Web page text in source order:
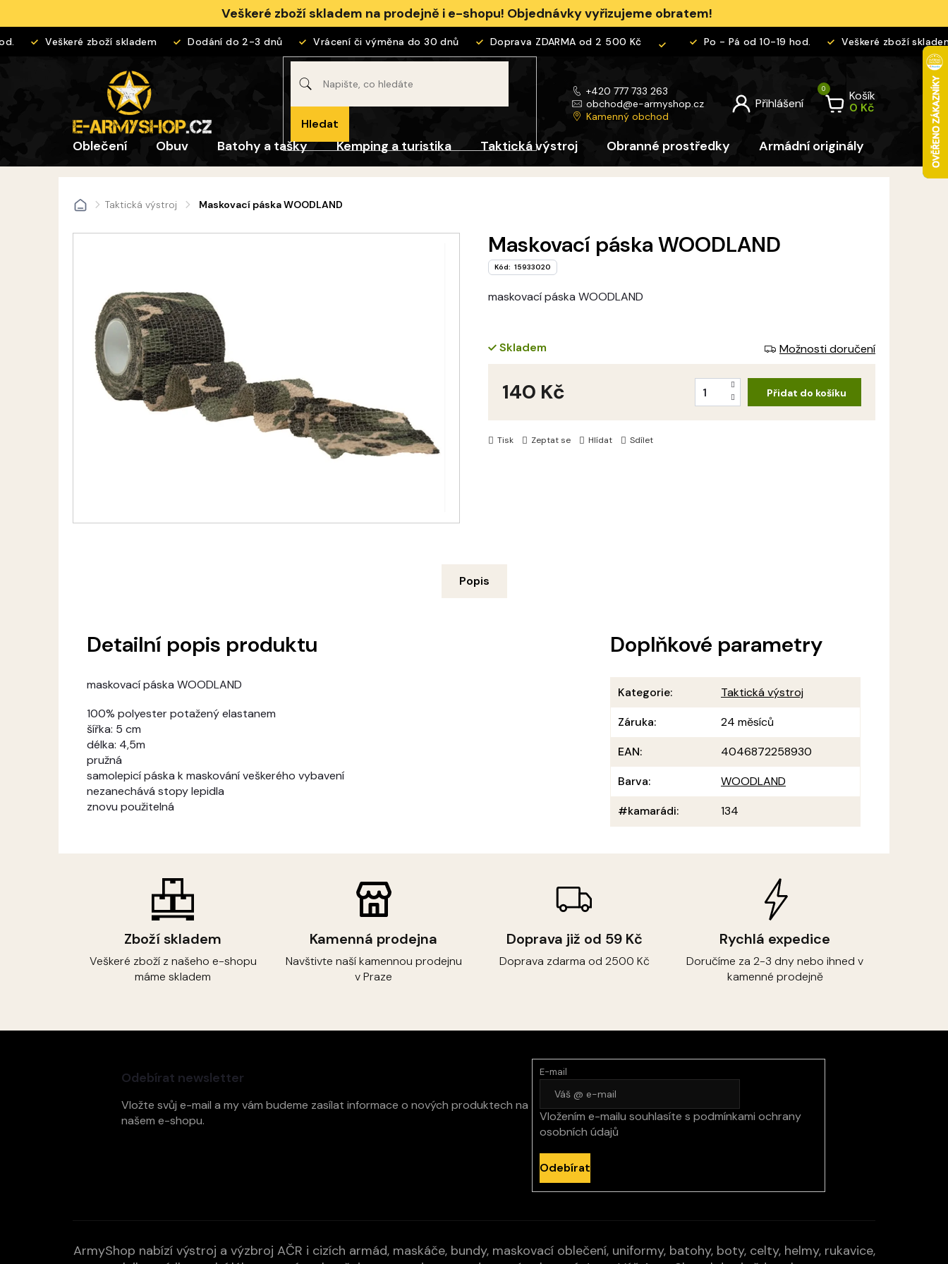
obsah
Veškeré zboží skladem na prodejně i e-shopu! Objednávky vyřizujeme obratem!
Veškeré zboží skladem Dodání do 2-3 dnů Vrácení či výměna do 30 dnů Doprava ZDARMA od 2 500 Kč Po - Pá od 10-19 hod. Veškeré zboží skladem
Hledat
+420 777 733 263
obchod@e-armyshop.cz
Kamenný obchod
Košík
Oblečení Obuv Batohy a tašky Kemping a turistika Taktická výstroj Obranné prostředky Armádní originály Pro děti
DomůTaktická výstroj Maskovací páska WOODLAND
maskovací páska WOODLAND
Tisk Zeptat se Hlídat Sdílet
Maskovací páska WOODLAND
Kód: 15933020
Skladem Možnosti doručení
140 Kč Přidat do košíku
Zboží skladem
Veškeré zboží z našeho e-shopu
máme skladem
Kamenná prodejna
Navštivte naší kamennou prodejnu
v Praze
Doprava již od 59 Kč
Doprava zdarma od 2500 Kč
Rychlá expedice
Doručíme za 2-3 dny nebo ihned v
kamenné prodejně
Popis
Detailní popis produktu
maskovací páska WOODLAND
100% polyester potažený elastanem
šířka: 5 cm
délka: 4,5m
pružná
samolepicí páska k maskování veškerého vybavení
nezanechává stopy lepidla
znovu použitelná
Doplňkové parametry
Kategorie:
Taktická výstroj
Záruka:
24 měsíců
EAN:
4046872258930
Barva:
WOODLAND
#kamarádi: 134
Odebírat newsletter
Vložte svůj e-mail a my vám budeme zasílat informace o nových produktech na
našem e-shopu.
E-mail
Vložením e-mailu souhlasíte s podmínkami ochrany
osobních údajů
Odebírat
ArmyShop nabízí výstroj a výzbroj AČR i cizích armád, maskáče, bundy, maskovací oblečení, uniformy, batohy, boty, celty, helmy, rukavice,